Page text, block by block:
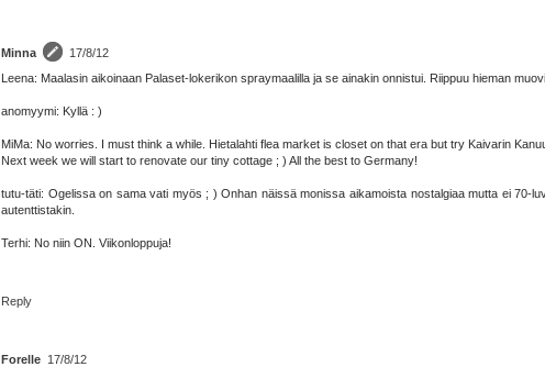
Minna
17/8/12
Leena: Maalasin aikoinaan Palaset-lokerikon spraymaalilla ja se ainakin onnistui. Riippuu hieman
anomyymi: Kyllä : )
MiMa: No worries. I must think a while. Hietalahti flea market is closet on that era but try Kaivarin
Next week we will start to renovate our tiny cottage ; ) All the best to Germany!
tutu-täti: Ogelissa on sama vati myös ; ) Onhan näissä monissa aikamoista nostalgiaa mutta ei 70-
autenttistakin.
Terhi: No niin ON. Viikonloppuja!
Reply
Forelle 17/8/12